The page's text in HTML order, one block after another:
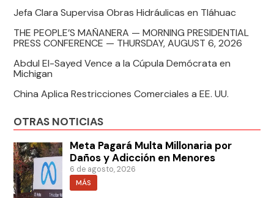
Jefa Clara Supervisa Obras Hidráulicas en Tláhuac
THE PEOPLE’S MAÑANERA — MORNING PRESIDENTIAL
PRESS CONFERENCE — THURSDAY, AUGUST 6, 2026
Abdul El-Sayed Vence a la Cúpula Demócrata en
Michigan
China Aplica Restricciones Comerciales a EE. UU.
OTRAS NOTICIAS
Meta Pagará Multa Millonaria por
Daños y Adicción en Menores
6 de agosto, 2026
MÁS